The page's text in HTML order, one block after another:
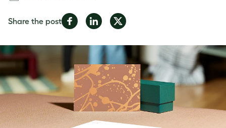
Share the postShare
Facebook
Share
LinkedIn
Share
Twitter